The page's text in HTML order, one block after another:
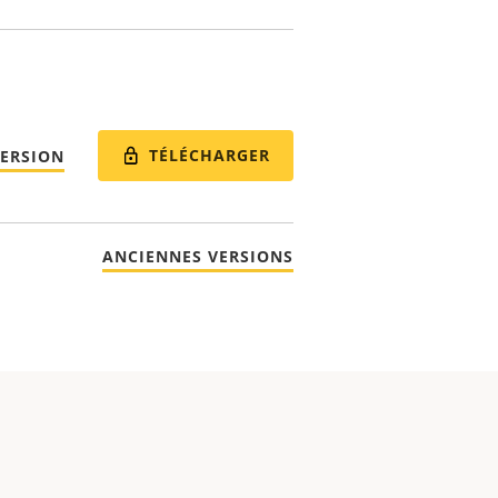
TÉLÉCHARGER
ANCIENNES VERSIONS